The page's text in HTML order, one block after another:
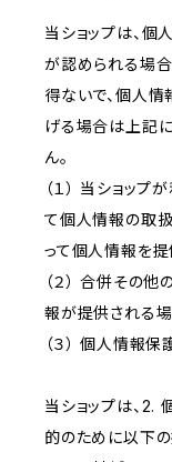
当ショップは、
が認められる場
得ないで、個人情
げる場合は上記
ん。
（１） 当ショッ
て個人情報の取
って個人情報を
（２） 合併その
報が提供される
（３） 個人情報
当ショップは、
的のために以下